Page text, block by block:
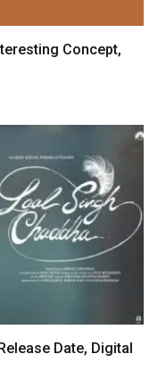
Concept,
Date, Digital